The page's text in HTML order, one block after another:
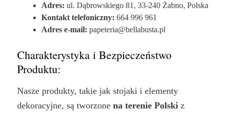
Adres: ul. Dąbrowskiego 81, 33-240 Żabno, Polska
Kontakt telefoniczny: 664 996 961
Adres e-mail: papeteria@bellabusta.pl
Charakterystyka i Bezpieczeństwo
Produktu:
Nasze produkty, takie jak stojaki i elementy
dekoracyjne, są tworzone na terenie Polski z